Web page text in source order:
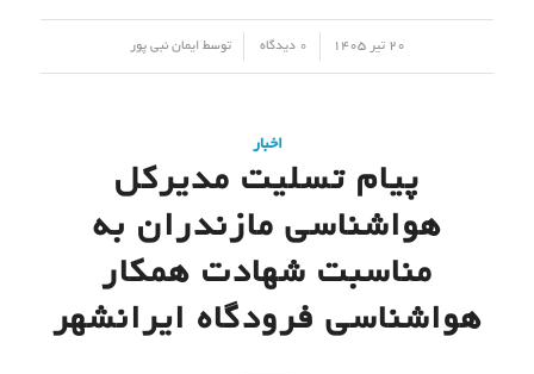
20 تیر 1405
/ 0 دیدگاه توسط ایمان نبی پور
اخبار
پیام تسلیت مدیرکل
هواشناسی مازندران به
مناسبت شهادت همکار
هواشناسی فرودگاه ایرانشهر